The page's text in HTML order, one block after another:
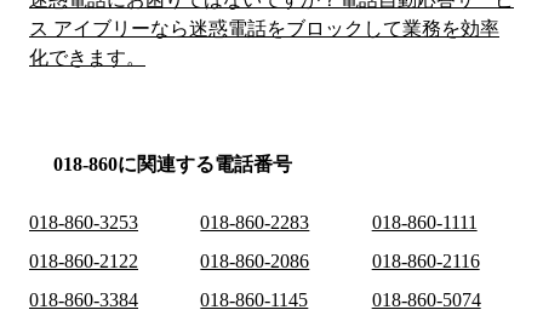
ス アイブリーなら迷惑電話をブロックして業務を効率
化できます。
018-860に関連する電話番号
018-860-3253 018-860-2283
018-860-1111
018-860-2122
018-860-2086
018-860-2116
018-860-3384
018-860-1145
018-860-5074